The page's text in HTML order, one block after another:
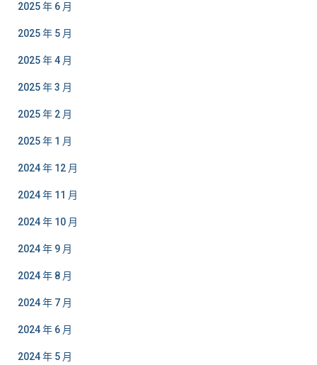
2025 年 6 月
2025 年 5 月
2025 年 4 月
2025 年 3 月
2025 年 2 月
2025 年 1 月
2024 年 12 月
2024 年 11 月
2024 年 10 月
2024 年 9 月
2024 年 8 月
2024 年 7 月
2024 年 6 月
2024 年 5 月